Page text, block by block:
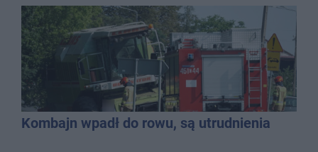
Kombajn wpadł do rowu, są utrudnienia